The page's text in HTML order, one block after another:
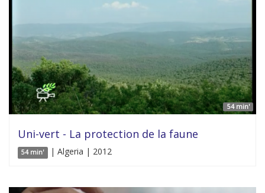
54 min'
Uni-vert - La protection de la faune
54 min' | Algeria | 2012